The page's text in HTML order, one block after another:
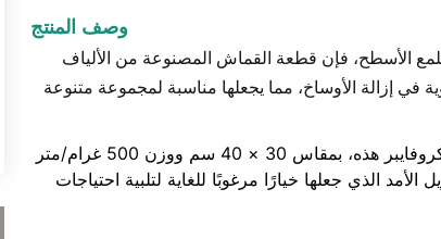
وصف المنتج
الأسطح، فإن قطعة القماش المصنوعة من الألياف
في إزالة الأوساخ، مما يجعلها مناسبة لمجموعة متنوعة
انضم إلى عدد لا يحصى من المستخدمين الراضين الذين جعلوا قطعة قماش المايكروفايبر هذه، بمقاس 30 × 40 سم ووزن 500 غرام/متر
الذي جعلها خيارًا مرغوبًا للغاية لتلبية احتياجات